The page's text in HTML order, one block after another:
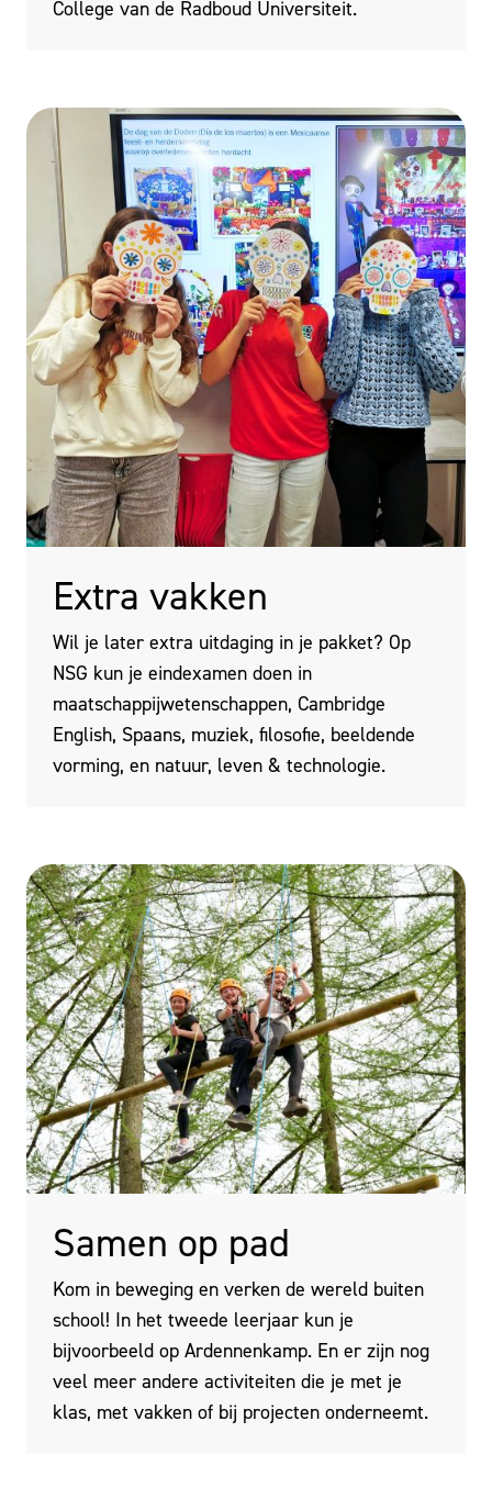
College van de Radboud Universiteit.
Extra vakken
Wil je later extra uitdaging in je pakket? Op
NSG kun je eindexamen doen in
maatschappijwetenschappen, Cambridge
English, Spaans, muziek, filosofie, beeldende
vorming, en natuur, leven & technologie.
Samen op pad
Kom in beweging en verken de wereld buiten
school! In het tweede leerjaar kun je
bijvoorbeeld op Ardennenkamp. En er zijn nog
veel meer andere activiteiten die je met je
klas, met vakken of bij projecten onderneemt.